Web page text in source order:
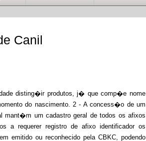
Canil
disting�ir produtos, j� que comp�e nome
do nascimento. 2 - A concess�o de um
um cadastro geral de todos os afixos
a requerer registro de afixo identificador os
emitido ou reconhecido pela CBKC, podendo